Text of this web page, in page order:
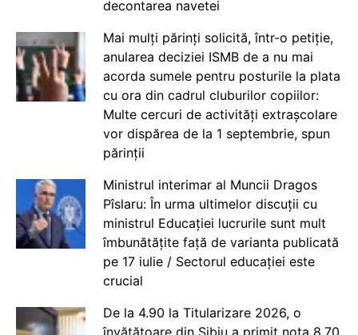
decontarea navetei
Mai mulți părinți solicită, într-o petiție,
anularea deciziei ISMB de a nu mai
acorda sumele pentru posturile la plata
cu ora din cadrul cluburilor copiilor:
Multe cercuri de activități extrașcolare
vor dispărea de la 1 septembrie, spun
părinții
Ministrul interimar al Muncii Dragos
Pîslaru: În urma ultimelor discuții cu
ministrul Educației lucrurile sunt mult
îmbunătățite față de varianta publicată
pe 17 iulie / Sectorul educației este
crucial
De la 4.90 la Titularizare 2026, o
învățătoare din Sibiu a primit nota 8.70